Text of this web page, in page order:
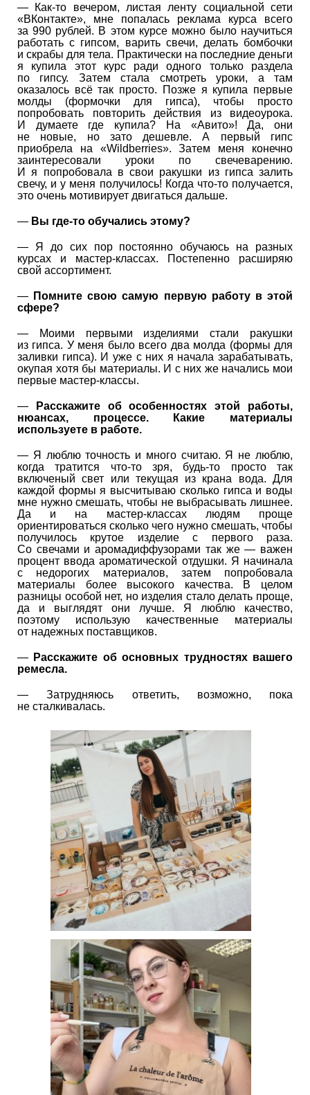
— Как-то вечером, листая ленту социальной сети
«ВКонтакте», мне попалась реклама курса всего
за 990 рублей. В этом курсе можно было научиться
работать с гипсом, варить свечи, делать бомбочки
и скрабы для тела. Практически на последние деньги
я купила этот курс ради одного только раздела
по гипсу. Затем стала смотреть уроки, а там
оказалось всё так просто. Позже я купила первые
молды (формочки для гипса), чтобы просто
попробовать повторить действия из видеоурока.
И думаете где купила? На «Авито»! Да, они
не новые, но зато дешевле. А первый гипс
приобрела на «Wildberries». Затем меня конечно
заинтересовали уроки по свечеварению.
И я попробовала в свои ракушки из гипса залить
свечу, и у меня получилось! Когда что-то получается,
это очень мотивирует двигаться дальше.
— Вы где-то обучались этому?
— Я до сих пор постоянно обучаюсь на разных
курсах и мастер-классах. Постепенно расширяю
свой ассортимент.
— Помните свою самую первую работу в этой
сфере?
— Моими первыми изделиями стали ракушки
из гипса. У меня было всего два молда (формы для
заливки гипса). И уже с них я начала зарабатывать,
окупая хотя бы материалы. И с них же начались мои
первые мастер-классы.
—
Расскажите об особенностях этой работы,
нюансах, процессе. Какие материалы
используете в работе.
— Я люблю точность и много считаю. Я не люблю,
когда тратится что-то зря, будь-то просто так
включеный свет или текущая из крана вода. Для
каждой формы я высчитываю сколько гипса и воды
мне нужно смешать, чтобы не выбрасывать лишнее.
Да и на мастер-классах людям проще
ориентироваться сколько чего нужно смешать, чтобы
получилось крутое изделие с первого раза.
Со свечами и аромадиффузорами так же — важен
процент ввода ароматической отдушки. Я начинала
с недорогих материалов, затем попробовала
материалы более высокого качества. В целом
разницы особой нет, но изделия стало делать проще,
да и выглядят они лучше. Я люблю качество,
поэтому использую качественные материалы
от надежных поставщиков.
— Расскажите об основных трудностях вашего
ремесла.
— Затрудняюсь ответить, возможно, пока
не сталкивалась.